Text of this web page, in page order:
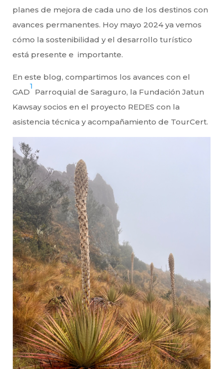
planes de mejora de cada uno de los destinos con
avances permanentes. Hoy mayo 2024 ya vemos
cómo la sostenibilidad y el desarrollo turístico
está presente e importante.
En este blog, compartimos los avances con el
GAD
1
Parroquial de Saraguro, la Fundación Jatun
Kawsay socios en el proyecto REDES con la
asistencia técnica y acompañamiento de TourCert.